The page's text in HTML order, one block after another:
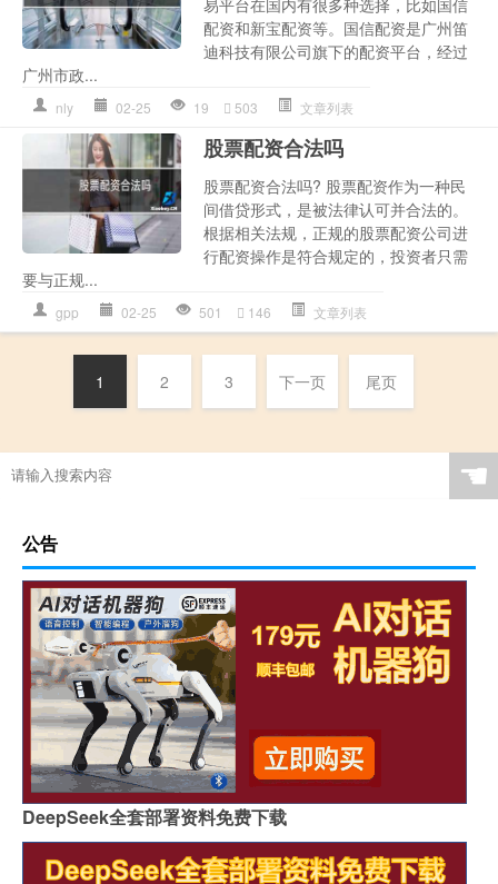
易平台在国内有很多种选择，比如国信
配资和新宝配资等。国信配资是广州笛
迪科技有限公司旗下的配资平台，经过
广州市政...
nly 02-25 19 503 文章列表
股票配资合法吗
股票配资合法吗? 股票配资作为一种民
间借贷形式，是被法律认可并合法的。
根据相关法规，正规的股票配资公司进
行配资操作是符合规定的，投资者只需
要与正规...
gpp 02-25 501 146 文章列表
1 2 3 下一页 尾页
☚
公告
DeepSeek全套部署资料免费下载